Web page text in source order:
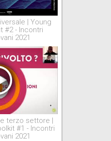
| Young
#2 - Incontri
2021
terzo settore |
#1 - Incontri
2021